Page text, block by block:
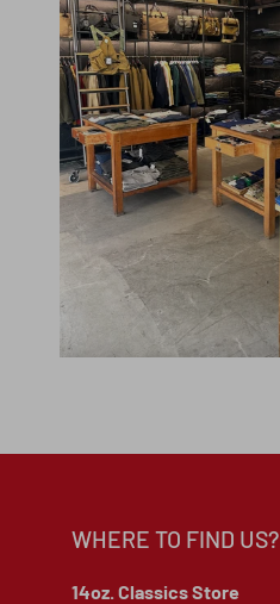
WHERE TO FIND US?
14oz. Classics Store